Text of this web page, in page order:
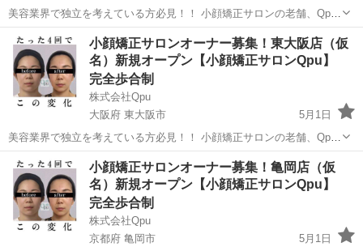
美容業界で独立を考えている方必見！！ 小顔矯正サロンの老舗、Qpu
のオーナーとして、新しいキャリアをスタートしませんか？？ 🌟 「キ
ュープ」ってどんなサロン？ 🌟 Qpuは2012年に東京の六本木で第1号
店をオープ...
兵庫 西宮市 セラピスト リモート
小顔矯正サロンオーナー募集！東大阪店（仮
名）新規オープン【小顔矯正サロンQpu】
完全歩合制
株式会社Qpu
大阪府 東大阪市
5月1日
美容業界で独立を考えている方必見！！ 小顔矯正サロンの老舗、Qpu
のオーナーとして、新しいキャリアをスタートしませんか？？ 🌟 「キ
ュープ」ってどんなサロン？ 🌟 Qpuは2012年に東京の六本木で第1号
店をオープ...
大阪 東大阪市 セラピスト リモート
小顔矯正サロンオーナー募集！亀岡店（仮
名）新規オープン【小顔矯正サロンQpu】
完全歩合制
株式会社Qpu
京都府 亀岡市
5月1日